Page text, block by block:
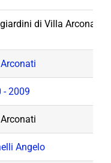
di Villa Arconati.
- 2009
Angelo